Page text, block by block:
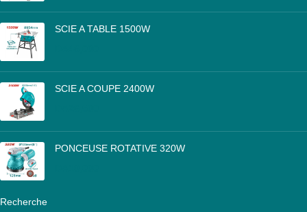
SCIE A TABLE 1500W
SCIE A COUPE 2400W
PONCEUSE ROTATIVE 320W
Recherche